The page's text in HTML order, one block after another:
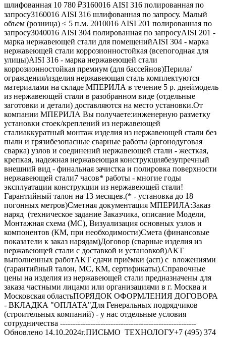
шлифованная 10 780 ₽3160016 AISI 316 полированная по
запросу3160016 AISI 316 шлифованная по запросу. Малый
объем (розница) ≤ 5 п.м. 2010016 AISI 201 полированная по
запросу3040016 AISI 304 полированная по запросуAISI 201 -
марка нержавеющей стали для помещенийAISI 304 - марка
нержавеющей стали коррозионностойкая (всепогодная для
улицы)AISI 316 - марка нержавеющей стали
коррозионностойкая премиум (для бассейнов)Перила/
ограждения/изделия нержавеющая сталь комплектуются
материалами на складе МПЕРИЛА в течение 5 р. днеймодель
из нержавеющей стали в разобранном виде (отдельные
заготовки и детали) доставляются на место установки.От
компании МПЕРИЛА Вы получаете:инженерную разметку
установки стоек/креплений из нержавеющей
сталиаккуратный монтаж изделия из нержавеющей стали без
пыли и грязибезопасные сварные работы (аргонодуговая
сварка) узлов и соединений нержавеющей стали - жесткая,
крепкая, надежная нержавеющая конструкциябезупречный
внешний вид - финальная зачистка и полировка поверхности
нержавеющей стали7 часов* работы - многие годы
эксплуатации конструкции из нержавеющей стали!
Гарантийный талон на 13 месяцев.(* - установка до 18
погонных метров)Сметная документация МПЕРИЛА:Заказ
наряд (техническое задание Заказчика, описание Модели,
Монтажная схема (МС), Визуализация основных узлов и
компонентов (КМ, при необходимости)Смета (финансовые
показатели к заказ нарядам)Договор (сварные изделия из
нержавеющей стали с доставкой и установкой)АКТ
выполненных работАКТ сдачи приёмки (асп) с вложениями
(гарантийный талон, МС, КМ, сертификаты).Справочные
цены на изделия из нержавеющей стали предназначены для
заказа частными лицами или организациями в г. Москва и
Московская областьПОРЯДОК ОФОРМЛЕНИЯ ДОГОВОРА
- ВКЛАДКА "ОПЛАТА"Для Генеральных подрядчиков
(строительных компаний) - у нас отдельные условия
сотрудничества ------------------------------------------------------
Обновлено 14.10.2024г.ПИСЬМО ТЕХНОЛОГУ+7 (495) 374